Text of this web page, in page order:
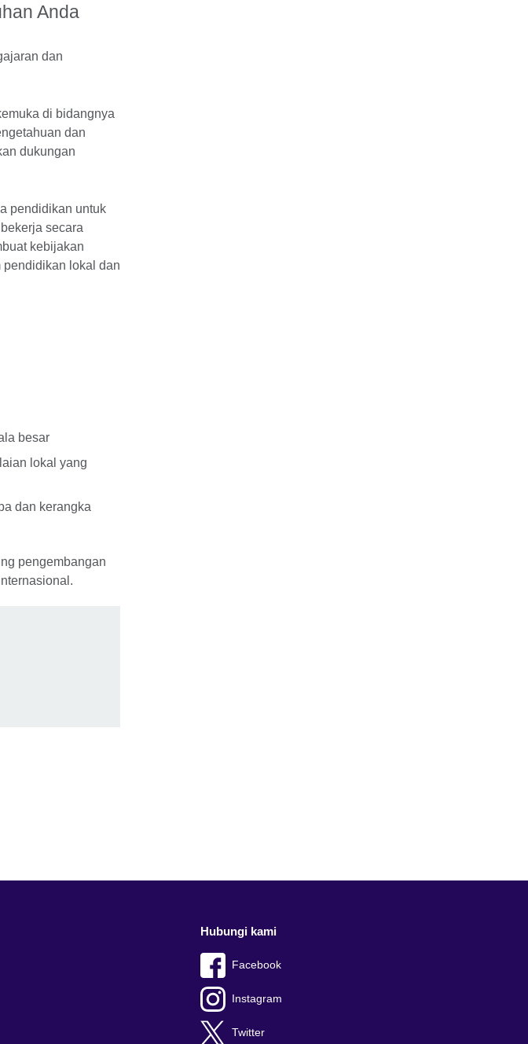
Anda
dan
di bidangnya
dan
dukungan
pendidikan untuk
secara
kebijakan
pendidikan lokal dan
besar
lokal yang
dan kerangka
pengembangan
Hubungi kami
Facebook
Instagram
Twitter